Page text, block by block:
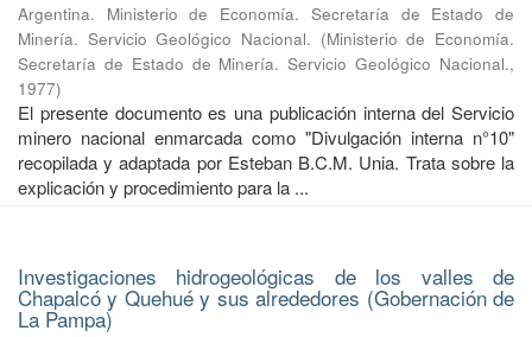
Argentina. Ministerio de Economía. Secretaría de Estado de
Minería. Servicio Geológico Nacional. (Ministerio de Economía.
Secretaría de Estado de Minería. Servicio Geológico Nacional.,
1977)
El presente documento es una publicación interna del Servicio
minero nacional enmarcada como "Divulgación interna n°10"
recopilada y adaptada por Esteban B.C.M. Unia. Trata sobre la
explicación y procedimiento para la ...
Investigaciones hidrogeológicas de los valles de
Chapalcó y Quehué y sus alrededores (Gobernación de
La Pampa)